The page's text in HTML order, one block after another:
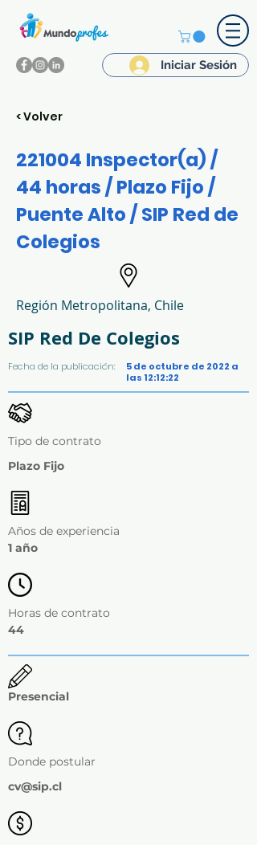
Iniciar Sesión
< Volver
221004 Inspector(a) /
44 horas / Plazo Fijo /
Puente Alto / SIP Red de
Colegios
Región Metropolitana, Chile
SIP Red De Colegios
Fecha de la publicación:
5 de octubre de 2022 a
las 12:12:22
Tipo de contrato
Plazo Fijo
Años de experiencia
1 año
Horas de contrato
44
Presencial
Donde postular
cv@sip.cl